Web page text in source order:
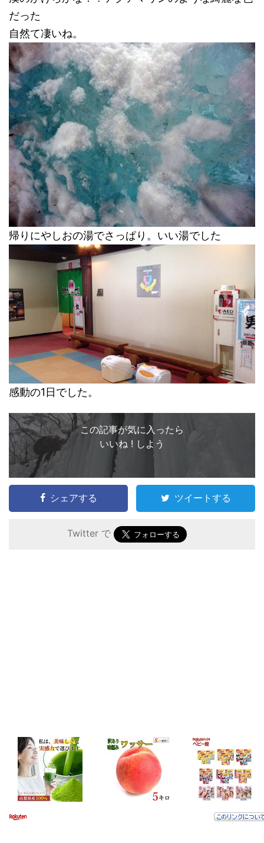
だった
自然て凄いね。
帰りにやしおの湯でさっぱり。いい湯でした
感動の1日でした。
この記事が気に入ったら
いいね ! しよう
シェアする ツイートする
Twitter で